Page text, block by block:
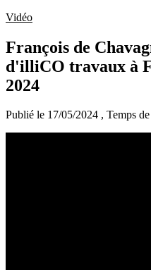
Vidéo
François de
d'illiCO travaux à
2024
Publié le 17/05/2024 , Temps